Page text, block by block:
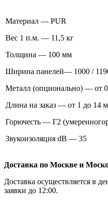
Материал — PUR
Вес 1 п.м. — 11,5 кг
Толщина — 100 мм
Ширина панелей— 1000 /
Металл (опционально) — от
Длина на заказ — от 1 до 14
Горючесть — Г2
Звукоизоляция dB — 35
Доставка по Москве и
Доставка осуществляется в
заявки до 12:00.